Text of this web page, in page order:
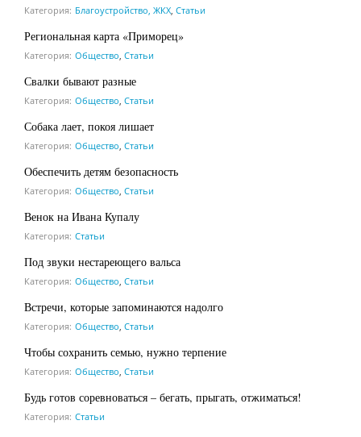
Категория: Благоустройство, ЖКХ, Статьи
Региональная карта «Приморец»
Категория: Общество, Статьи
Свалки бывают разные
Категория: Общество, Статьи
Собака лает, покоя лишает
Категория: Общество, Статьи
Обеспечить детям безопасность
Категория: Общество, Статьи
Венок на Ивана Купалу
Категория: Статьи
Под звуки нестареющего вальса
Категория: Общество, Статьи
Встречи, которые запоминаются надолго
Категория: Общество, Статьи
Чтобы сохранить семью, нужно терпение
Категория: Общество, Статьи
Будь готов соревноваться – бегать, прыгать, отжиматься!
Категория: Статьи